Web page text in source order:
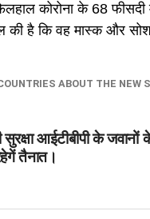
कोरोना के 68
है कि वह मास्क और
ABOUT THE
सुरक्षा आईटीबीपी के जवानों
तैनात।